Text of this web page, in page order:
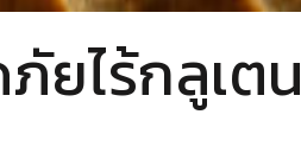
ยไร้กลูเตน